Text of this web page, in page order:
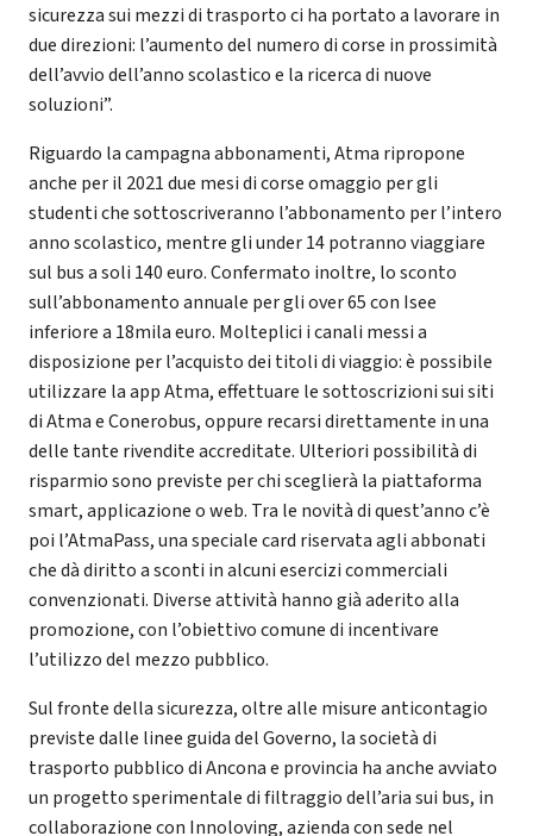
sicurezza sui mezzi di trasporto ci ha portato a lavorare in
due direzioni: l’aumento del numero di corse in prossimità
dell’avvio dell’anno scolastico e la ricerca di nuove
soluzioni”.
Riguardo la campagna abbonamenti, Atma ripropone
anche per il 2021 due mesi di corse omaggio per gli
studenti che sottoscriveranno l’abbonamento per l’intero
anno scolastico, mentre gli under 14 potranno viaggiare
sul bus a soli 140 euro. Confermato inoltre, lo sconto
sull’abbonamento annuale per gli over 65 con Isee
inferiore a 18mila euro. Molteplici i canali messi a
disposizione per l’acquisto dei titoli di viaggio: è possibile
utilizzare la app Atma, effettuare le sottoscrizioni sui siti
di Atma e Conerobus, oppure recarsi direttamente in una
delle tante rivendite accreditate. Ulteriori possibilità di
risparmio sono previste per chi sceglierà la piattaforma
smart, applicazione o web. Tra le novità di quest’anno c’è
poi l’AtmaPass, una speciale card riservata agli abbonati
che dà diritto a sconti in alcuni esercizi commerciali
convenzionati. Diverse attività hanno già aderito alla
promozione, con l’obiettivo comune di incentivare
l’utilizzo del mezzo pubblico.
Sul fronte della sicurezza, oltre alle misure anticontagio
previste dalle linee guida del Governo, la società di
trasporto pubblico di Ancona e provincia ha anche avviato
un progetto sperimentale di filtraggio dell’aria sui bus, in
collaborazione con Innoloving, azienda con sede nel